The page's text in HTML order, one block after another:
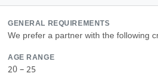
GENERAL REQUIREMENTS
We prefer a partner with the following
AGE RANGE
20 – 25